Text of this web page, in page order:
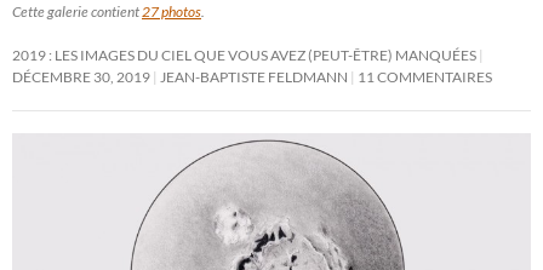
Cette galerie contient 27 photos
2019 : LES IMAGES DU CIEL QUE VOUS AVEZ (PEUT-ÊTRE) MANQUÉES
DÉCEMBRE 30, 2019
JEAN-BAPTISTE FELDMANN 11 COMMENTAIRES